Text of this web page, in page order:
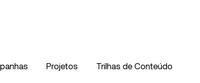
Projetos Trilhas de Conteúdo